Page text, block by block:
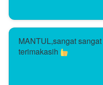
MANTUL,sangat
terimakasih